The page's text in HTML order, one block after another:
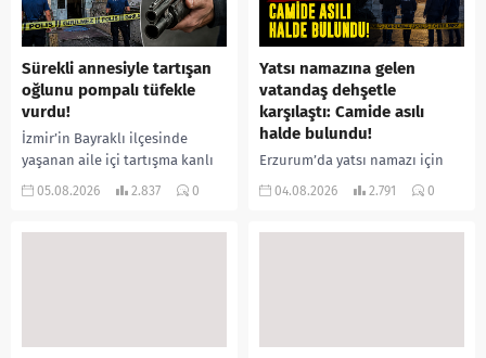
Sürekli annesiyle tartışan
oğlunu pompalı tüfekle
vurdu!
İzmir’in Bayraklı ilçesinde
yaşanan aile içi tartışma kanlı
bitti. İddiaya göre, uzun süredir
05.08.2026 2.837 0
Yatsı namazına gelen
vatandaş dehşetle
karşılaştı: Camide asılı
halde bulundu!
Erzurum’da yatsı namazı için
camiye gelen bir vatandaş,
04.08.2026 2.791 0